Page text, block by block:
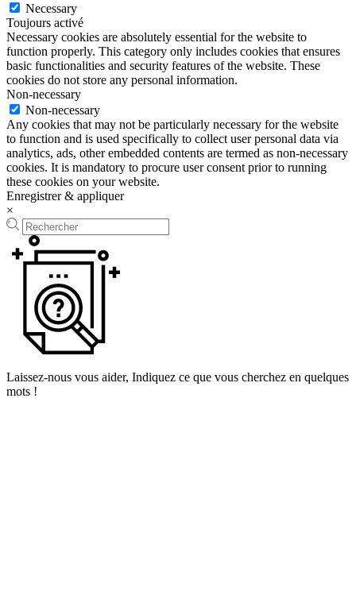
Necessary
Toujours activé
Necessary cookies are absolutely essential for the website to
function properly. This category only includes cookies that ensures
basic functionalities and security features of the website. These
cookies do not store any personal information.
Non-necessary
Non-necessary
Any cookies that may not be particularly necessary for the website
to function and is used specifically to collect user personal data via
analytics, ads, other embedded contents are termed as non-necessary
cookies. It is mandatory to procure user consent prior to running
these cookies on your website.
Enregistrer & appliquer
×
Laissez-nous vous aider, Indiquez ce que vous cherchez en quelques
mots !